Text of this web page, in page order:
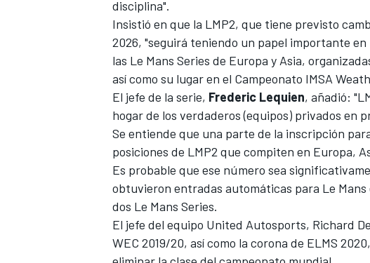
MÁS CATEGORÍAS
disciplina".
Insistió en que la LMP2, que tiene previsto
2026, "seguirá teniendo un papel importante
las Le Mans Series de Europa y Asia,
así como su lugar en el Campeonato IMSA
El jefe de la serie, Frederic Lequien, añadió:
hogar de los verdaderos (equipos) privados en
Se entiende que una parte de la inscripción
posiciones de LMP2 que compiten en Europa,
Es probable que ese número sea
obtuvieron entradas automáticas para Le
dos Le Mans Series.
El jefe del equipo United Autosports, Richard
WEC 2019/20, así como la corona de ELMS